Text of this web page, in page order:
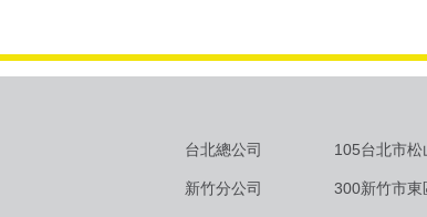
台北總公司 105台北市
新竹分公司 300新竹市東